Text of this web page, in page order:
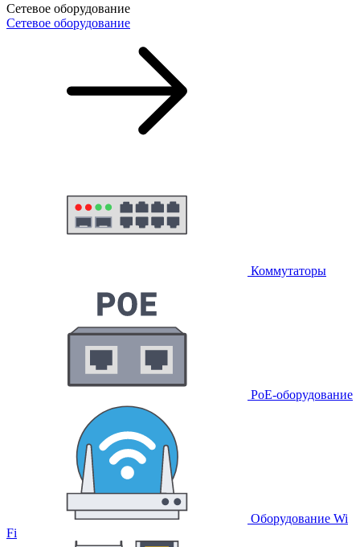
Сетевое оборудование
Сетевое оборудование
Коммутаторы
PoE-оборудование
Оборудование Wi
Fi